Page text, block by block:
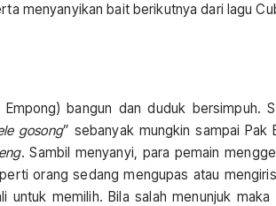
menyanyikan bait berikutnya dari lagu
bangun dan duduk bersimpuh.
gosong” sebanyak mungkin sampai Pak
. Sambil menyanyi, para pemain
orang sedang mengupas atau
untuk memilih. Bila salah menunjuk maka